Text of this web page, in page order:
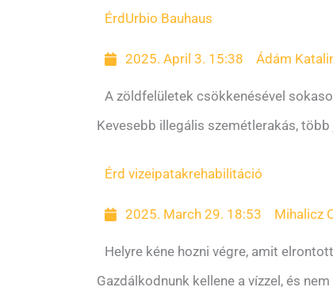
Érd Urbio Bauhaus
2025. April 3. 15:38 Ádám
A zöldfelületek csökkenésével
Kevesebb illegális szemétlerakás,
Érd vizeipatakrehabilitáció
2025. March 29. 18:53 Mihalicz
Helyre kéne hozni végre, amit
Gazdálkodnunk kellene a vízzel, és